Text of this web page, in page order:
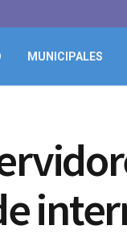
MUNICIPALES